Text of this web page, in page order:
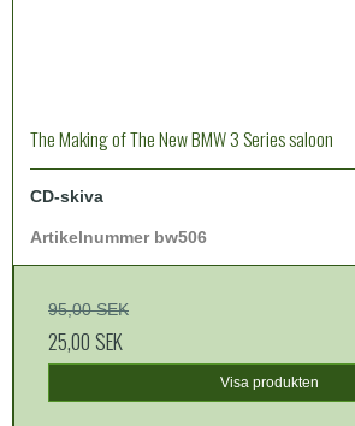
The Making of The New BMW 3 Series saloon
CD-skiva
Artikelnummer bw506
95,00 SEK
25,00 SEK
Visa produkten